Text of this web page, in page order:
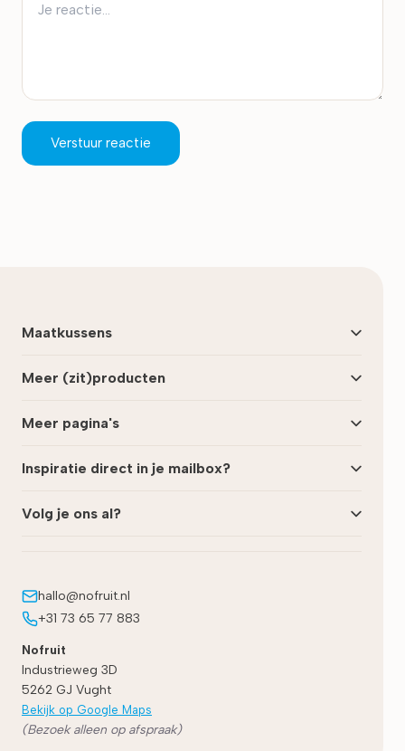
Verstuur reactie
Maatkussens
Meer (zit)producten
Meer pagina's
Inspiratie direct in je mailbox?
Volg je ons al?
hallo@nofruit.nl
+31 73 65 77 883
Nofruit
Industrieweg 3D
5262 GJ Vught
Bekijk op Google Maps
(Bezoek alleen op afspraak)